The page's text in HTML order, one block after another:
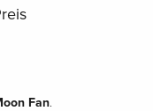
Fan.